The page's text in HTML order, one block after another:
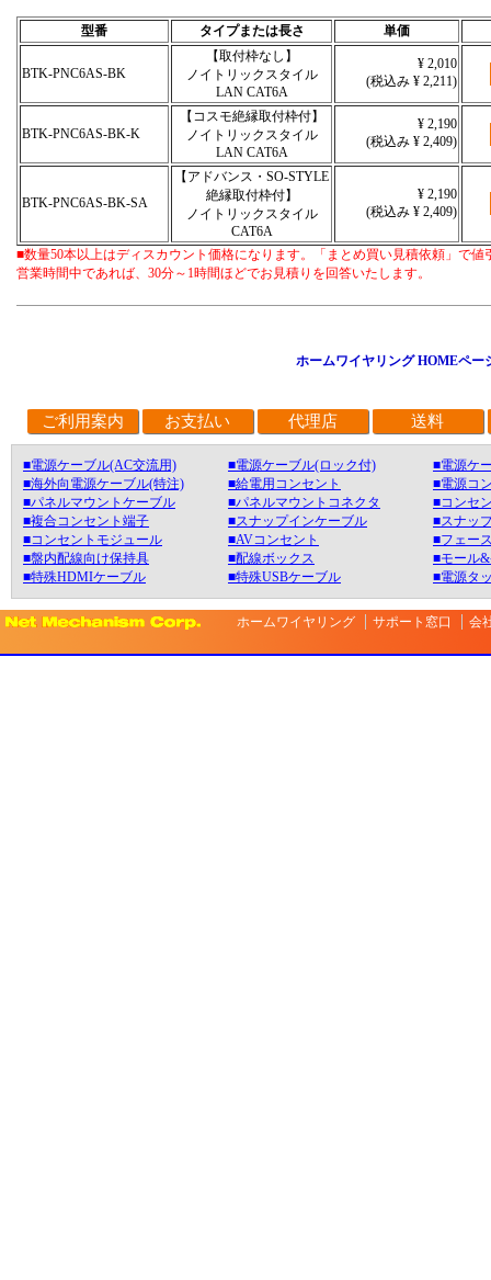
型番 タイプまたは長さ 単価
BTK-PNC6AS-BK
【取付枠なし】
ノイトリックスタイル
LAN CAT6A
¥ 2,010
(税込み ¥ 2,211)
BTK-PNC6AS-BK-K
【コスモ絶縁取付枠付】
ノイトリックスタイル
LAN CAT6A
¥ 2,190
(税込み ¥ 2,409)
BTK-PNC6AS-BK-SA
【アドバンス・SO-STYLE
絶縁取付枠付】
ノイトリックスタイル
CAT6A
¥ 2,190
(税込み ¥ 2,409)
■数量50本以上はディスカウント価格になります。「まとめ買い見積依頼」で値
営業時間中であれば、30分～1時間ほどでお見積りを回答いたします。
ホームワイヤリング HOMEペー
ご利用案内 お支払い 代理店 送料
■電源ケーブル(AC交流用) ■電源ケーブル(ロック付)
■電源ケ
■海外向電源ケーブル(特注)
■給電用コンセント
■電源コ
■パネルマウントケーブル
■パネルマウントコネクタ
■コンセ
■複合コンセント端子
■スナップインケーブル
■スナッ
■コンセントモジュール
■AVコンセント
■フェー
■盤内配線向け保持具
■配線ボックス
■モール
■特殊HDMIケーブル
■特殊USBケーブル ■電源タ
ホームワイヤリング サポート窓口 会